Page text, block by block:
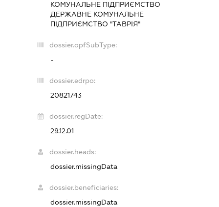
КОМУНАЛЬНЕ ПІДПРИЄМСТВО
ДЕРЖАВНЕ КОМУНАЛЬНЕ
ПІДПРИЄМСТВО "ТАВРІЯ"
dossier.opfSubType:
-
dossier.edrpo:
20821743
dossier.regDate:
29.12.01
dossier.heads:
dossier.missingData
dossier.beneficiaries:
dossier.missingData